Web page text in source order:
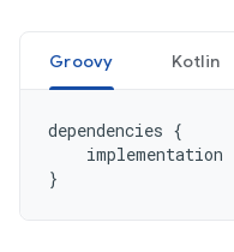
Groovy Kotlin
dependencies {
implementation
}